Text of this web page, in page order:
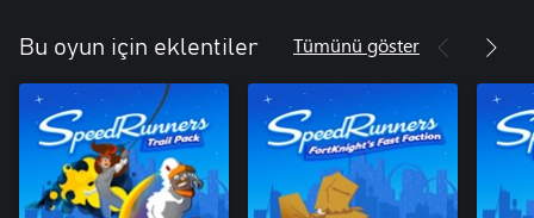
Bu oyun için eklentiler Tümünü göster